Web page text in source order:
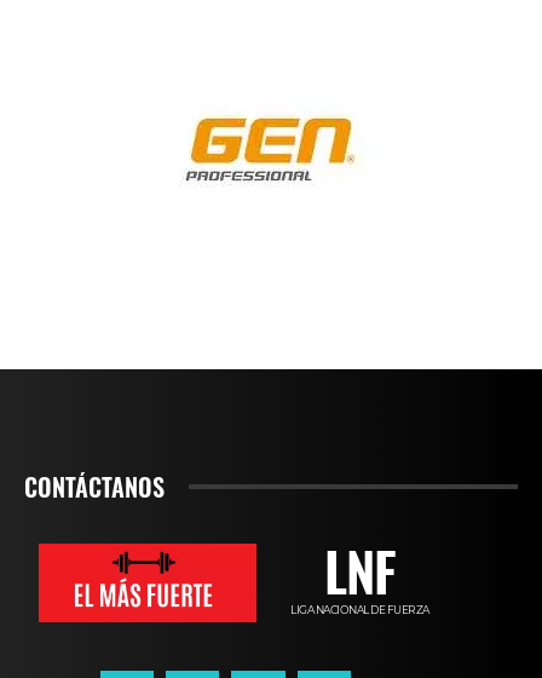
CONTÁCTANOS
LNF
LIGA NACIONAL DE FUERZA